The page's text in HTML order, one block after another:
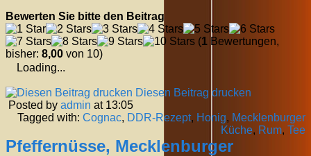
Bewerten Sie bitte den Beitrag
(1 Bewertungen,
bisher: 8,00 von 10)
Loading...
Diesen Beitrag drucken
Posted by admin at 13:05
Tagged with: Cognac, DDR-Rezept, Honig, Mecklenburger
Küche, Rum, Tee
Pfeffernüsse, Mecklenburger